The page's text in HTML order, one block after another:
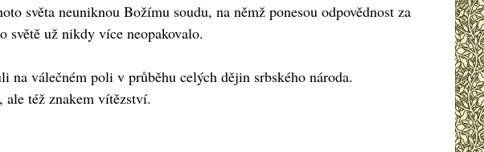
světa neuniknou Božímu soudu, na němž ponesou odpovědnost za
světě už nikdy více neopakovalo.
válečném poli v průběhu celých dějin srbského národa.
též znakem vítězství.